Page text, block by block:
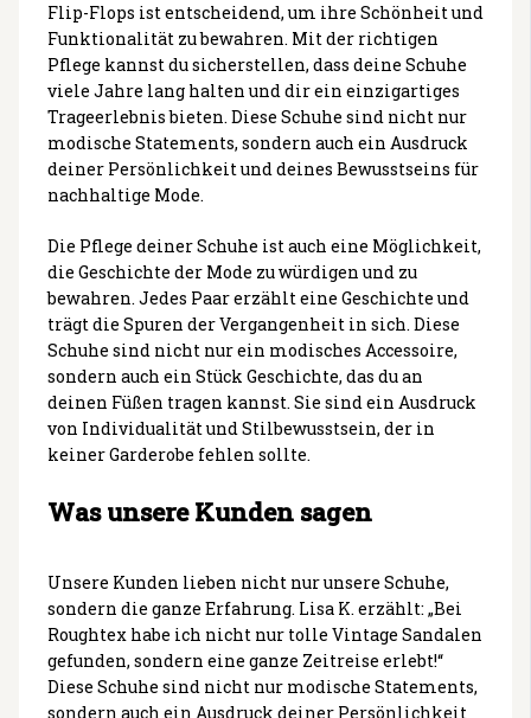
Flip-Flops ist entscheidend, um ihre Schönheit und
Funktionalität zu bewahren. Mit der richtigen
Pflege kannst du sicherstellen, dass deine Schuhe
viele Jahre lang halten und dir ein einzigartiges
Trageerlebnis bieten. Diese Schuhe sind nicht nur
modische Statements, sondern auch ein Ausdruck
deiner Persönlichkeit und deines Bewusstseins für
nachhaltige Mode.
Die Pflege deiner Schuhe ist auch eine Möglichkeit,
die Geschichte der Mode zu würdigen und zu
bewahren. Jedes Paar erzählt eine Geschichte und
trägt die Spuren der Vergangenheit in sich. Diese
Schuhe sind nicht nur ein modisches Accessoire,
sondern auch ein Stück Geschichte, das du an
deinen Füßen tragen kannst. Sie sind ein Ausdruck
von Individualität und Stilbewusstsein, der in
keiner Garderobe fehlen sollte.
Was unsere Kunden sagen
Unsere Kunden lieben nicht nur unsere Schuhe,
sondern die ganze Erfahrung. Lisa K. erzählt: „Bei
Roughtex habe ich nicht nur tolle Vintage Sandalen
gefunden, sondern eine ganze Zeitreise erlebt!“
Diese Schuhe sind nicht nur modische Statements,
sondern auch ein Ausdruck deiner Persönlichkeit